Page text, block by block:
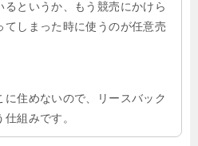
るというか、もう競売にかけら
てしまった時に使うのが任意売
に住めないので、リースバック
組みです。